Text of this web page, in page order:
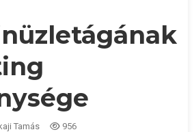
Tamás 956